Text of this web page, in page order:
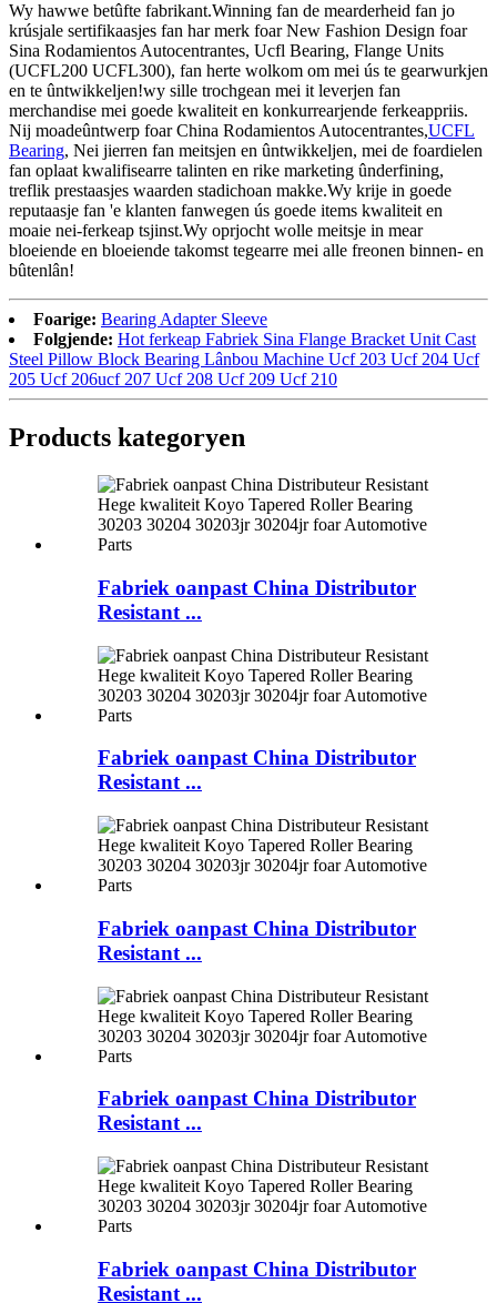
Wy hawwe betûfte fabrikant.Winning fan de mearderheid fan jo
krúsjale sertifikaasjes fan har merk foar New Fashion Design foar
Sina Rodamientos Autocentrantes, Ucfl Bearing, Flange Units
(UCFL200 UCFL300), fan herte wolkom om mei ús te gearwurkjen
en te ûntwikkeljen!wy sille trochgean mei it leverjen fan
merchandise mei goede kwaliteit en konkurrearjende ferkeappriis.
Nij moadeûntwerp foar China Rodamientos Autocentrantes,UCFL
Bearing, Nei jierren fan meitsjen en ûntwikkeljen, mei de foardielen
fan oplaat kwalifisearre talinten en rike marketing ûnderfining,
treflik prestaasjes waarden stadichoan makke.Wy krije in goede
reputaasje fan 'e klanten fanwegen ús goede items kwaliteit en
moaie nei-ferkeap tsjinst.Wy oprjocht wolle meitsje in mear
bloeiende en bloeiende takomst tegearre mei alle freonen binnen- en
bûtenlân!
Foarige: Bearing Adapter Sleeve
Folgjende: Hot ferkeap Fabriek Sina Flange Bracket Unit Cast
Steel Pillow Block Bearing Lânbou Machine Ucf 203 Ucf 204 Ucf
205 Ucf 206ucf 207 Ucf 208 Ucf 209 Ucf 210
Products kategoryen
Fabriek oanpast China Distributor
Resistant ...
Fabriek oanpast China Distributor
Resistant ...
Fabriek oanpast China Distributor
Resistant ...
Fabriek oanpast China Distributor
Resistant ...
Fabriek oanpast China Distributor
Resistant ...